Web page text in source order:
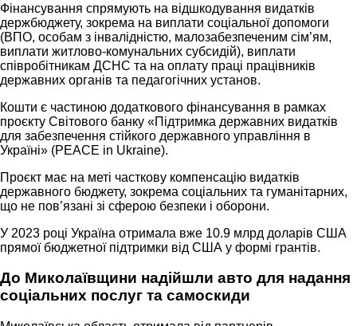
Фінансування спрямують на відшкодування видатків
держбюджету, зокрема на виплати соціальної допомоги
(ВПО, особам з інвалідністю, малозабезпеченим сім’ям,
виплати житлово-комунальних субсидій), виплати
співробітникам ДСНС та на оплату праці працівників
державних органів та педагогічних установ.
Кошти є частиною додаткового фінансування в рамках
проєкту Світового банку «Підтримка державних видатків
для забезпечення стійкого державного управління в
Україні» (PEACE in Ukraine).
Проєкт має на меті часткову компенсацію видатків
державного бюджету, зокрема соціальних та гуманітарних,
що не пов’язані зі сферою безпеки і оборони.
У 2023 році Україна отримала вже 10.9 млрд доларів США
прямої бюджетної підтримки від США у формі грантів.
До Миколаївщини надійшли авто для надання
соціальних послуг та самоскиди